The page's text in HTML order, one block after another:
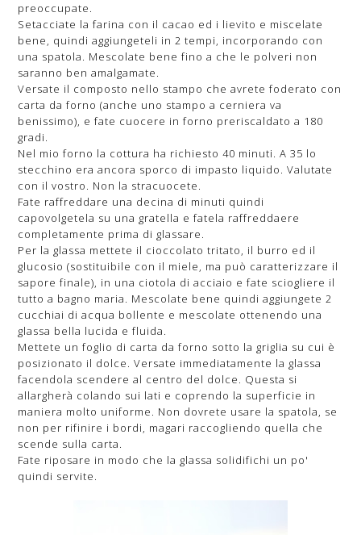
preoccupate.
Setacciate la farina con il cacao ed i lievito e miscelate
bene, quindi aggiungeteli in 2 tempi, incorporando con
una spatola. Mescolate bene fino a che le polveri non
saranno ben amalgamate.
Versate il composto nello stampo che avrete foderato con
carta da forno (anche uno stampo a cerniera va
benissimo), e fate cuocere in forno preriscaldato a 180
gradi.
Nel mio forno la cottura ha richiesto 40 minuti. A 35 lo
stecchino era ancora sporco di impasto liquido. Valutate
con il vostro. Non la stracuocete.
Fate raffreddare una decina di minuti quindi
capovolgetela su una gratella e fatela raffreddaere
completamente prima di glassare.
Per la glassa mettete il cioccolato tritato, il burro ed il
glucosio (sostituibile con il miele, ma può caratterizzare il
sapore finale), in una ciotola di acciaio e fate sciogliere il
tutto a bagno maria. Mescolate bene quindi aggiungete 2
cucchiai di acqua bollente e mescolate ottenendo una
glassa bella lucida e fluida.
Mettete un foglio di carta da forno sotto la griglia su cui è
posizionato il dolce. Versate immediatamente la glassa
facendola scendere al centro del dolce. Questa si
allargherà colando sui lati e coprendo la superficie in
maniera molto uniforme. Non dovrete usare la spatola, se
non per rifinire i bordi, magari raccogliendo quella che
scende sulla carta.
Fate riposare in modo che la glassa solidifichi un po'
quindi servite.